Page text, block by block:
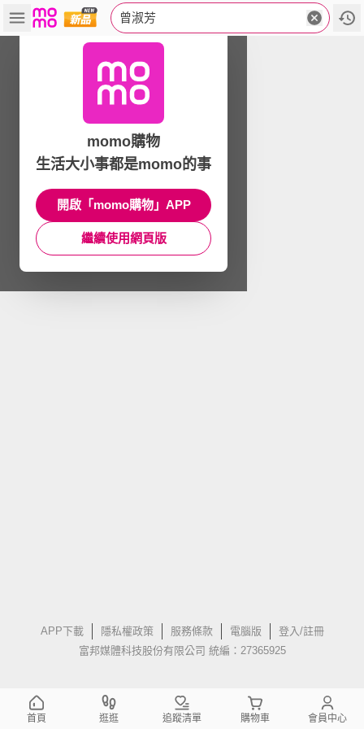
曾淑芳
APP下載 隱私權政策 服務條款 電腦版
登入/註冊
富邦媒體科技股份有限公司 統編：27365925
momo購物
生活大小事都是momo的事
開啟「momo購物」APP
繼續使用網頁版
首頁 逛逛 追蹤清單 購物車 會員中心